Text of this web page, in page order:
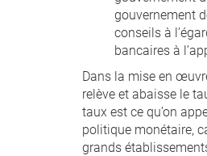
gouvernement
conseils à
bancaires à
Dans la mise en
relève et abaisse le
taux est ce qu’on
politique monétaire,
grands